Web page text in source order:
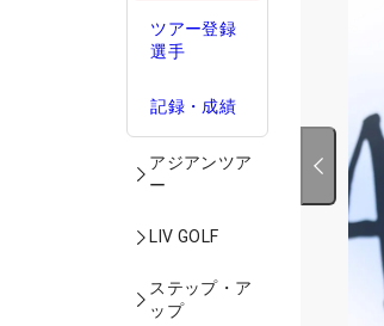
ツアー登録
選手
記録・成績
アジアンツア
ー
LIV GOLF
ステップ・ア
ップ